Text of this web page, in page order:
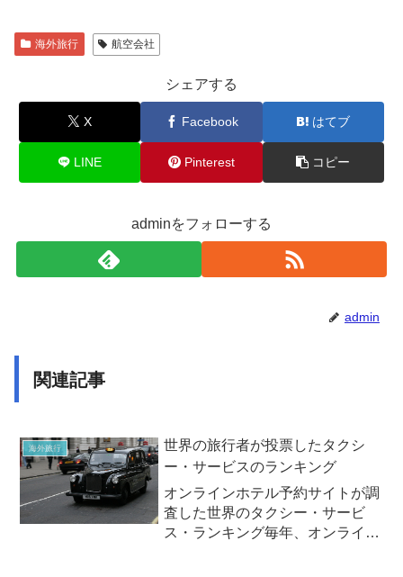
海外旅行 航空会社
シェアする
X Facebook はてブ
LINE Pinterest コピー
adminをフォローする
admin
関連記事
海外旅行
世界の旅行者が投票したタクシ
ー・サービスのランキング
オンラインホテル予約サイトが調
査した世界のタクシー・サービ
ス・ランキング毎年、オンライン